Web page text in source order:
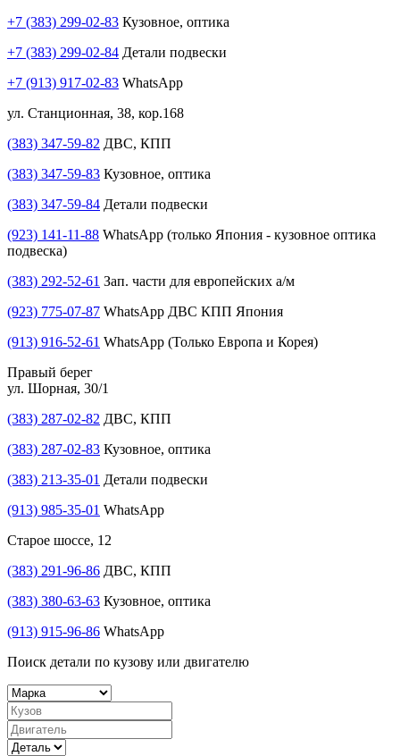
+7 (383) 299-02-83 Кузовное, оптика
+7 (383) 299-02-84 Детали подвески
+7 (913) 917-02-83 WhatsApp
ул. Станционная, 38, кор.168
(383) 347-59-82 ДВС, КПП
(383) 347-59-83 Кузовное, оптика
(383) 347-59-84 Детали подвески
(923) 141-11-88 WhatsApp (только Япония - кузовное оптика
подвеска)
(383) 292-52-61 Зап. части для европейских а/м
(923) 775-07-87 WhatsApp ДВС КПП Япония
(913) 916-52-61 WhatsApp (Только Европа и Корея)
Правый берег
ул. Шорная, 30/1
(383) 287-02-82 ДВС, КПП
(383) 287-02-83 Кузовное, оптика
(383) 213-35-01 Детали подвески
(913) 985-35-01 WhatsApp
Старое шоссе, 12
(383) 291-96-86 ДВС, КПП
(383) 380-63-63 Кузовное, оптика
(913) 915-96-86 WhatsApp
Поиск детали по кузову или двигателю